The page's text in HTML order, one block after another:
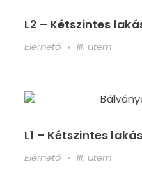
L2 – Kétszintes
Elérhető III. ütem
L1 – Kétszintes
Elérhető III. ütem